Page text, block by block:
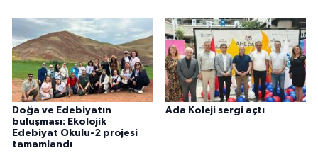
Doğa ve Edebiyatın
buluşması: Ekolojik
Edebiyat Okulu-2 projesi
tamamlandı
Ada Koleji sergi açtı